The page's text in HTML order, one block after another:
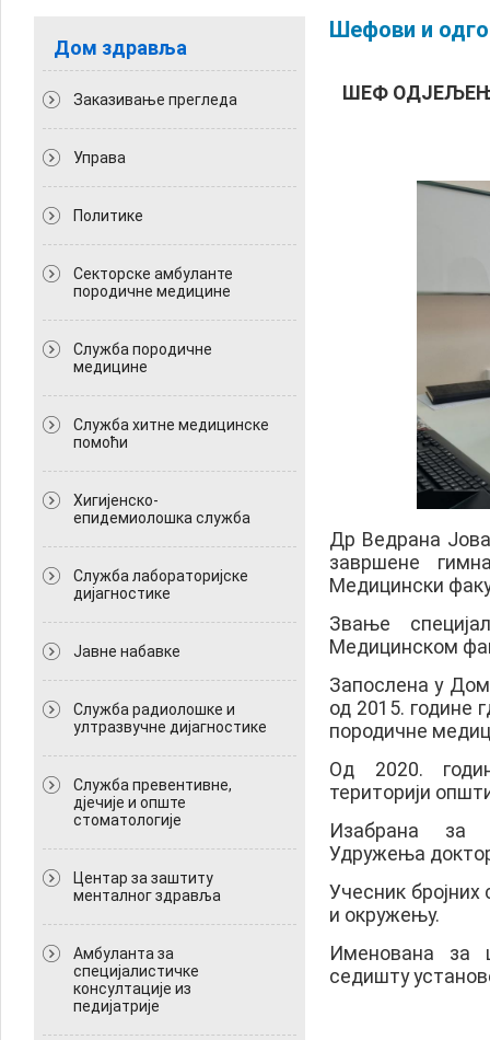
Дом здравља
Заказивање прегледа
Управа
Политикe
Секторске амбуланте
породичне медицине
Служба породичне
медицине
Служба хитне медицинске
помоћи
Хигијенско-
епидемиолошка служба
Служба лабораторијске
дијагностике
Јавне набавке
Служба радиолошке и
ултразвучне дијагностике
Служба превентивне,
дјечије и опште
стоматологије
Центар за заштиту
менталног здравља
Амбуланта за
специјалистичке
консултације из
педијатрије
Шефови и
ШЕФ
Др Ведрана
завршене
Медицински
Звање
Медицинском
Запослена у
од 2015. године
породичне
Од 2020.
територији
Изабрана за
Удружења
Учесник
и окружењу.
Именована за
седишту